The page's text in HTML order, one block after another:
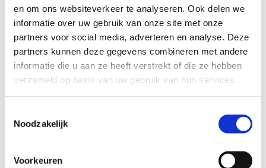
en om ons websiteverkeer te analyseren. Ook delen we
informatie over uw gebruik van onze site met onze
partners voor social media, adverteren en analyse. Deze
partners kunnen deze gegevens combineren met andere
informatie die u aan ze heeft verstrekt of die ze hebben
verzameld op basis van uw gebruik van hun services.
Noodzakelijk
Voorkeuren
We zijn al jarenlang een vaste waarde tijdens de
feestperiode en ook in 2026 openen we met veel
enthousiasme opnieuw de deuren en verwelkomen
we jullie graag terug voor een nieuwe,
onvergetelijke editie van Doeland.
Tot dan, we kijken er nu al naar uit!